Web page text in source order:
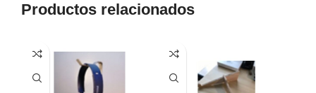
Productos relacionados